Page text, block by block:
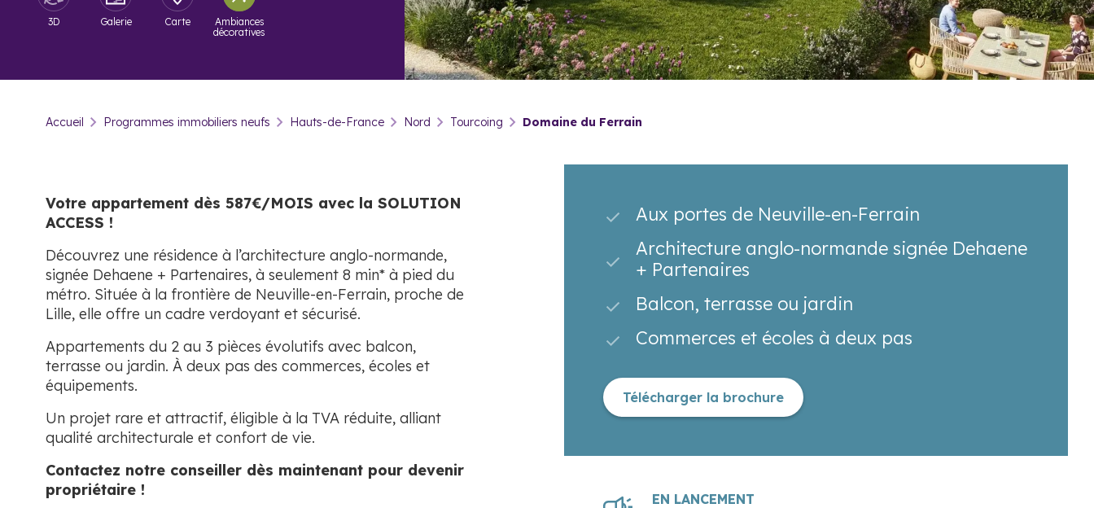
3D Galerie Carte
Ambiances
décoratives
Accueil Programmes immobiliers neufs Hauts-de-France Nord Tourcoing Domaine du Ferrain
Aux portes de Neuville-en-Ferrain
Architecture anglo-normande signée Dehaene
+ Partenaires
Balcon, terrasse ou jardin
Commerces et écoles à deux pas
Télécharger la brochure
EN LANCEMENT
Votre appartement dès 587€/MOIS avec la SOLUTION
ACCESS !
Découvrez une résidence à l’architecture anglo-normande,
signée Dehaene + Partenaires, à seulement 8 min* à pied du
métro. Située à la frontière de Neuville-en-Ferrain, proche de
Lille, elle offre un cadre verdoyant et sécurisé.
Appartements du 2 au 3 pièces évolutifs avec balcon,
terrasse ou jardin. À deux pas des commerces, écoles et
équipements.
Un projet rare et attractif, éligible à la TVA réduite, alliant
qualité architecturale et confort de vie.
Contactez notre conseiller dès maintenant pour devenir
propriétaire !